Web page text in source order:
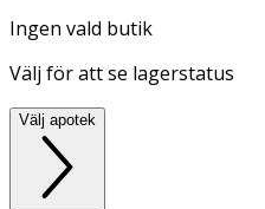
Ingen vald butik
Välj för att se lagerstatus
Välj apotek